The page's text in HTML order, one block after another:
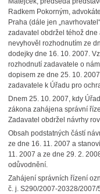
Radkem Pokorným,
Praha (dále jen
zadavatel obdržel téhož
nevyhověl rozhodnutím ze
dodejky dne 16. 10. 2007.
rozhodnutí zadavatele o
dopisem ze dne 25. 10.
zadavatele k Úřadu pro
Dnem 25. 10. 2007, kdy
zákona zahájena správní
Zadavatel obdržel návrhy
Obsah podstatných částí
ze dne 16. 11. 2007 a
11. 2007 a ze dne 29. 2.
odůvodnění.
Zahájení správních řízení
č. j. S290/2007-20328/